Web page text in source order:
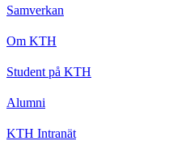
Samverkan
Om KTH
Student på KTH
Alumni
KTH Intranät